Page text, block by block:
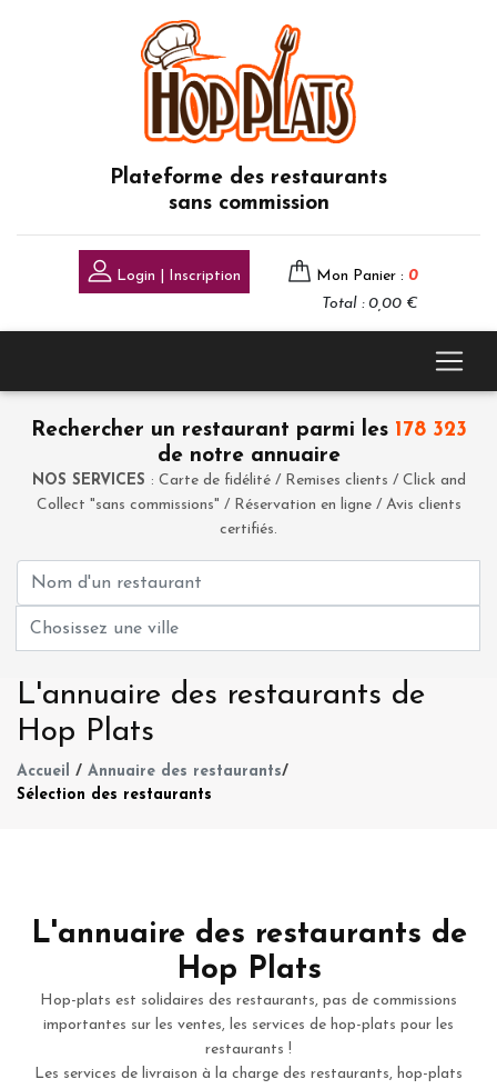
Plateforme des restaurants
sans commission
Login | Inscription Mon Panier : 0
Total : 0,00 €
Rechercher un restaurant parmi les 178 323
de notre annuaire
NOS SERVICES : Carte de fidélité / Remises clients / Click and
Collect "sans commissions" / Réservation en ligne / Avis clients
certifiés.
L'annuaire des restaurants de
Hop Plats
Accueil / Annuaire des restaurants/
Sélection des restaurants
L'annuaire des restaurants de
Hop Plats
Hop-plats est solidaires des restaurants, pas de commissions
importantes sur les ventes, les services de hop-plats pour les
restaurants !
Les services de livraison à la charge des restaurants, hop-plats